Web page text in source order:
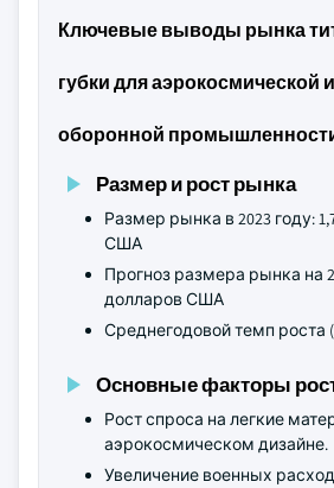
Ключевые выводы рынка
губки для аэрокосмической и
оборонной
Размер и рост рынка
Размер рынка в 2023 году:
США
Прогноз размера рынка на
долларов США
Среднегодовой темп роста
Основные факторы
Рост спроса на легкие
аэрокосмическом дизайне.
Увеличение военных